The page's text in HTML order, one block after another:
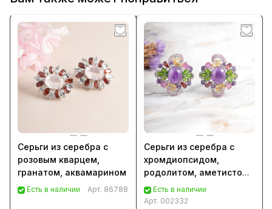
Серьги из серебра с
розовым кварцем,
гранатом, аквамарином
Есть в наличии Арт. 86788
Серьги из серебра с
хромдиопсидом,
родолитом, аметистом,
гранатом, цитрином
Есть в наличии
Арт. 002332